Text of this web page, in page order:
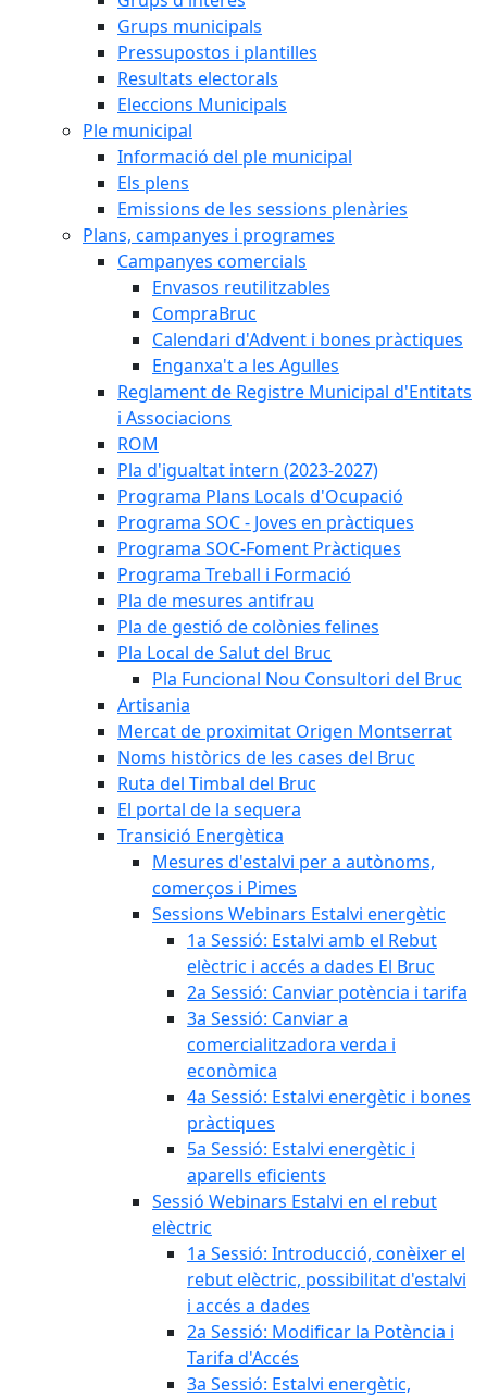
Grups municipals
Pressupostos i plantilles
Resultats electorals
Eleccions Municipals
Ple municipal
Informació del ple municipal
Els plens
Emissions de les sessions plenàries
Plans, campanyes i programes
Campanyes comercials
Envasos reutilitzables
CompraBruc
Calendari d'Advent i bones pràctiques
Enganxa't a les Agulles
Reglament de Registre Municipal d'Entitats
i Associacions
ROM
Pla d'igualtat intern (2023-2027)
Programa Plans Locals d'Ocupació
Programa SOC - Joves en pràctiques
Programa SOC-Foment Pràctiques
Programa Treball i Formació
Pla de mesures antifrau
Pla de gestió de colònies felines
Pla Local de Salut del Bruc
Pla Funcional Nou Consultori del Bruc
Artisania
Mercat de proximitat Origen Montserrat
Noms històrics de les cases del Bruc
Ruta del Timbal del Bruc
El portal de la sequera
Transició Energètica
Mesures d'estalvi per a autònoms,
comerços i Pimes
Sessions Webinars Estalvi energètic
1a Sessió: Estalvi amb el Rebut
elèctric i accés a dades El Bruc
2a Sessió: Canviar potència i tarifa
3a Sessió: Canviar a
comercialitzadora verda i
econòmica
4a Sessió: Estalvi energètic i bones
pràctiques
5a Sessió: Estalvi energètic i
aparells eficients
Sessió Webinars Estalvi en el rebut
elèctric
1a Sessió: Introducció, conèixer el
rebut elèctric, possibilitat d'estalvi
i accés a dades
2a Sessió: Modificar la Potència i
Tarifa d'Accés
3a Sessió: Estalvi energètic,